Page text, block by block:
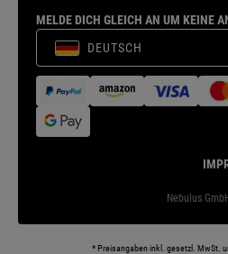
MELDE DICH GLEICH AN UM KEINE
DEUTSCH
Nebulus
* Preisangaben inkl. gesetzl. MwSt.